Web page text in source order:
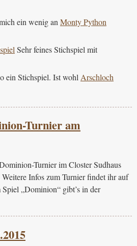
ein wenig an Monty Python
Sehr feines Stichspiel mit
ein Stichspiel. Ist wohl Arschloch
Turnier am
Turnier im Closter Sudhaus
Infos zum Turnier findet ihr auf
„Dominion“ gibt’s in der